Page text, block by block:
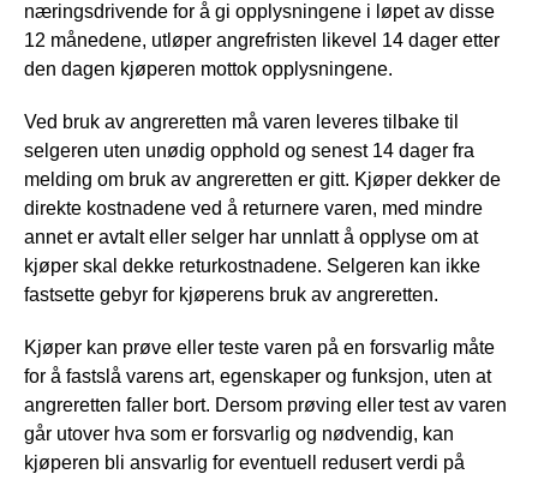
næringsdrivende for å gi opplysningene i løpet av disse
12 månedene, utløper angrefristen likevel 14 dager etter
den dagen kjøperen mottok opplysningene.
Ved bruk av angreretten må varen leveres tilbake til
selgeren uten unødig opphold og senest 14 dager fra
melding om bruk av angreretten er gitt. Kjøper dekker de
direkte kostnadene ved å returnere varen, med mindre
annet er avtalt eller selger har unnlatt å opplyse om at
kjøper skal dekke returkostnadene. Selgeren kan ikke
fastsette gebyr for kjøperens bruk av angreretten.
Kjøper kan prøve eller teste varen på en forsvarlig måte
for å fastslå varens art, egenskaper og funksjon, uten at
angreretten faller bort. Dersom prøving eller test av varen
går utover hva som er forsvarlig og nødvendig, kan
kjøperen bli ansvarlig for eventuell redusert verdi på